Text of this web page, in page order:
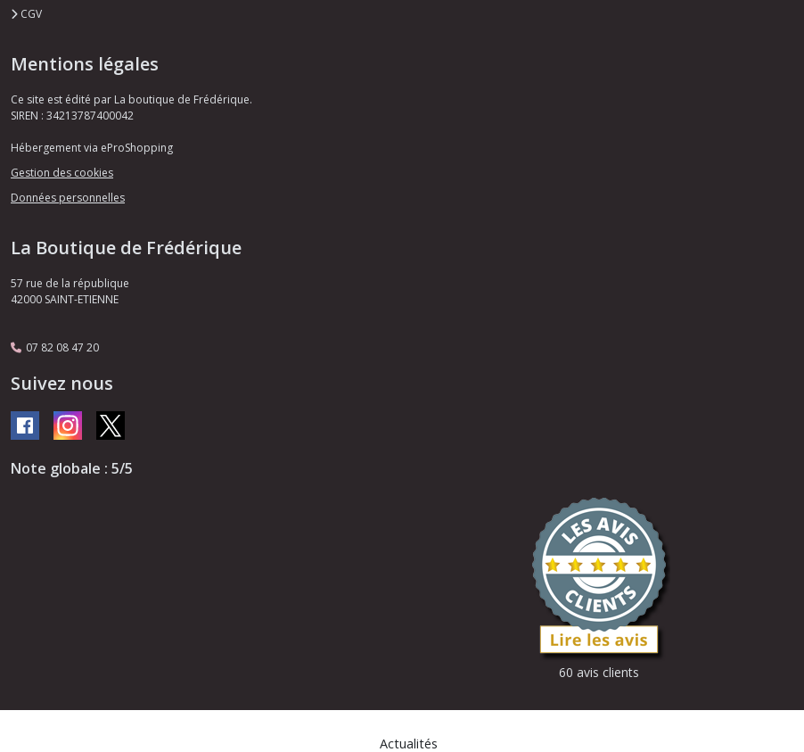
CGV
Mentions légales
Ce site est édité par La boutique de Frédérique.
SIREN : 34213787400042
Hébergement via eProShopping
Gestion des cookies
Données personnelles
La Boutique de Frédérique
57 rue de la république
42000 SAINT-ETIENNE
07 82 08 47 20
Suivez nous
Note globale : 5/5
60 avis clients
Actualités